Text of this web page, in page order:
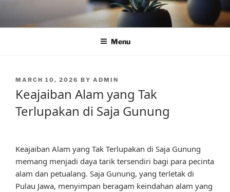
content
Menu
POSTED
MARCH 10, 2026 BY ADMIN
Keajaiban Alam yang Tak
Terlupakan di Saja Gunung
Keajaiban Alam yang Tak Terlupakan di Saja Gunung
memang menjadi daya tarik tersendiri bagi para pecinta
alam dan petualang. Saja Gunung, yang terletak di
Pulau Jawa, menyimpan beragam keindahan alam yang